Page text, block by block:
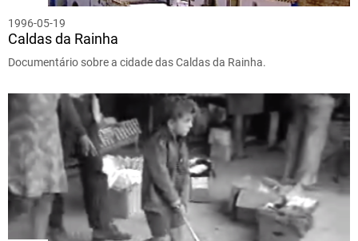
1996-05-19
Caldas da Rainha
Documentário sobre a cidade das Caldas da Rainha.